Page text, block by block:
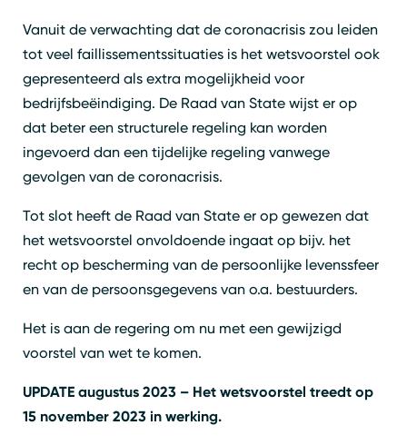
Vanuit de verwachting dat de coronacrisis zou leiden
tot veel faillissementssituaties is het wetsvoorstel ook
gepresenteerd als extra mogelijkheid voor
bedrijfsbeëindiging. De Raad van State wijst er op
dat beter een structurele regeling kan worden
ingevoerd dan een tijdelijke regeling vanwege
gevolgen van de coronacrisis.
Tot slot heeft de Raad van State er op gewezen dat
het wetsvoorstel onvoldoende ingaat op bijv. het
recht op bescherming van de persoonlijke levenssfeer
en van de persoonsgegevens van o.a. bestuurders.
Het is aan de regering om nu met een gewijzigd
voorstel van wet te komen.
UPDATE augustus 2023 – Het wetsvoorstel treedt op
15 november 2023 in werking.